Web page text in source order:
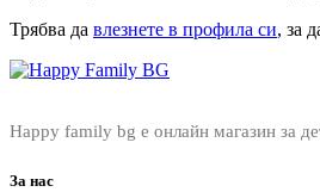
Трябва да влезнете в профила си, за
Happy family bg е онлайн магазин за
За нас